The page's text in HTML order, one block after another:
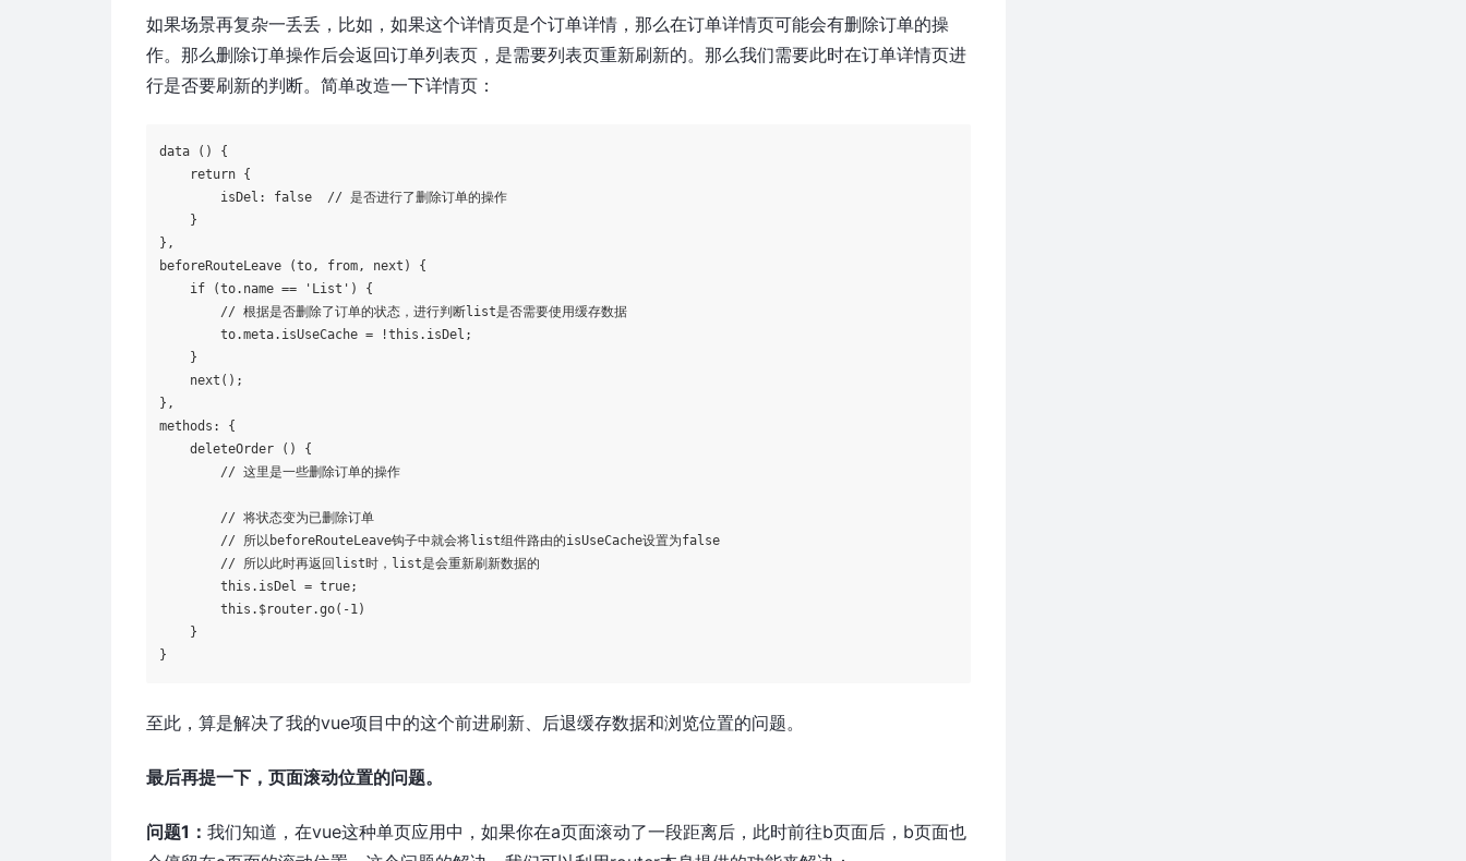
如果场景再复杂一丢丢，比如，如果这个详情页是个订单详情，那么在订单详情页可能会有删除订单的操
作。那么删除订单操作后会返回订单列表页，是需要列表页重新刷新的。那么我们需要此时在订单详情页进
行是否要刷新的判断。简单改造一下详情页：
data () {
return {
        isDel:
false
  // 是否进行了删除订单的操作
    }
},
beforeRouteLeave (to, from, next) {
if (to.name == 'List' ) {
        // 根据是否删除了订单的状态，进行判断list是否需要使用缓存数据
        to.meta.isUseCache = !this.isDel;
    }
    next();
},
methods: {
deleteOrder () {
        // 这里是一些删除订单的操作
        // 将状态变为已删除订单
        // 所以beforeRouteLeave钩子中就会将list组件路由的isUseCache设置为
false
        // 所以此时再返回list时，list是会重新刷新数据的
        this.isDel =
true;
        this.
$router.go(-1)
    }
}
至此，算是解决了我的vue项目中的这个前进刷新、后退缓存数据和浏览位置的问题。
最后再提一下，页面滚动位置的问题。
问题1：我们知道，在vue这种单页应用中，如果你在a页面滚动了一段距离后，此时前往b页面后，b页面也